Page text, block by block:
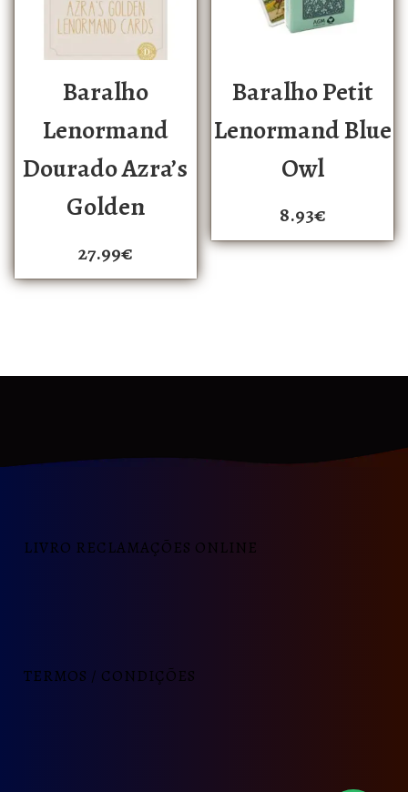
Baralho
Lenormand
Dourado Azra’s
Golden
27.99€
Baralho Petit
Lenormand Blue
Owl
8.93€
LIVRO RECLAMAÇÕES ONLINE
TERMOS / CONDIÇÕES